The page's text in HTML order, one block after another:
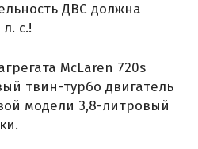
ДВС должна
с.!
McLaren 720s
твин-турбо двигатель
модели 3,8-литровый